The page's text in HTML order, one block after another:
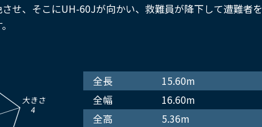
せ、そこにUH-60Jが向かい、救難員が降下して遭難者を
大きさ
4
全長
15.60m
全幅
16.60m
全高
5.36m